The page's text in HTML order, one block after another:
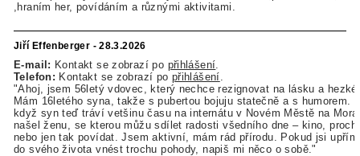
,hraním her, povídáním a různými aktivitami.
Jiří Effenberger - 28.3.2026
E-mail: Kontakt se zobrazí po přihlášení
Telefon: Kontakt se zobrazí po přihlášení
"Ahoj, jsem 56letý vdovec, který nechce rezignovat na lásku a
Mám 16letého syna, takže s pubertou bojuju statečně a s humorem.
když syn teď tráví vetšinu času na internátu v Novém Městě na
našel ženu, se kterou můžu sdílet radosti všedního dne – kino,
nebo jen tak povídat. Jsem aktivní, mám rád přírodu. Pokud jsi
do svého života vnést trochu pohody, napiš mi něco o sobě."